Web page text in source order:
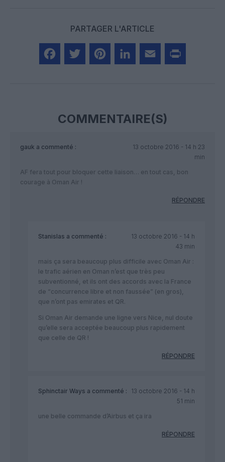
PARTAGER L'ARTICLE
COMMENTAIRE(S)
gauk a commenté :
13 octobre 2016 - 14 h 23
min
AF fera tout pour bloquer cette liaison… en tout cas, bon
courage à Oman Air !
RÉPONDRE
Stanislas a commenté :
13 octobre 2016 - 14 h
43 min
mais ça sera beaucoup plus difficile avec Oman Air :
le trafic aérien en Oman n’est que très peu
subventionné, et ils ont des accords avec la France
de “concurrence libre et non faussée” (en gros),
que n’ont pas emirates et QR.
Si Oman Air demande une ligne vers Nice, nul doute
qu’elle sera acceptée beaucoup plus rapidement
que celle de QR !
RÉPONDRE
Sphinctair Ways a commenté :
13 octobre 2016 - 14 h
51 min
une belle commande d’Airbus et ça ira
RÉPONDRE